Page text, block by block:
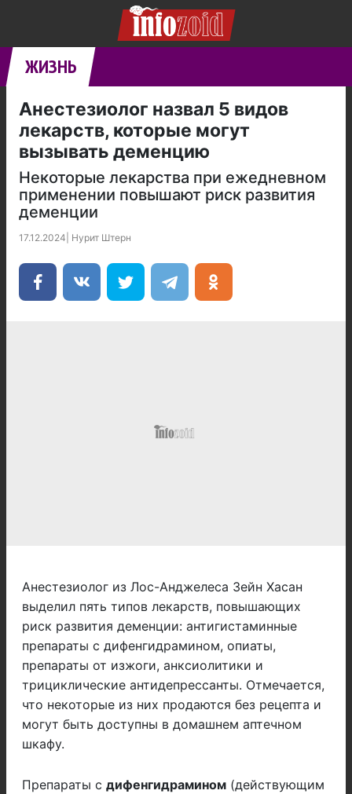
ЖИЗНЬ
Анестезиолог назвал 5 видов
лекарств, которые могут
вызывать деменцию
Некоторые лекарства при ежедневном
применении повышают риск развития
деменции
17.12.2024 Нурит Штерн
Анестезиолог из Лос-Анджелеса Зейн Хасан
выделил пять типов лекарств, повышающих
риск развития деменции: антигистаминные
препараты с дифенгидрамином, опиаты,
препараты от изжоги, анксиолитики и
трициклические антидепрессанты. Отмечается,
что некоторые из них продаются без рецепта и
могут быть доступны в домашнем аптечном
шкафу.
Препараты с дифенгидрамином (действующим